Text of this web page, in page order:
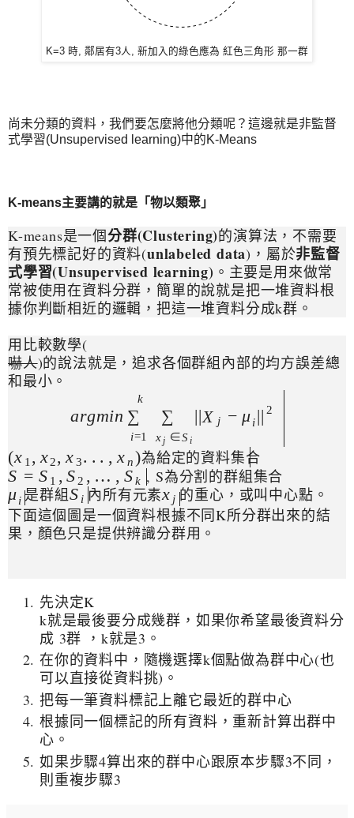
K=3 時, 鄰居有3人, 新加入的綠色應為 紅色三角形 那一群
尚未分類的資料，我們要怎麼將他分類呢？這邊就是非監督
式學習(Unsupervised learning)中的K-Means
K-means主要講的就是「物以類聚」
K-means是一個分群(Clustering)的演算法，不需要
有預先標記好的資料(unlabeled data)，屬於非監督
式學習(Unsupervised learning) 。主要是用來做常
常被使用在資料分群，簡單的說就是把一堆資料根
據你判斷相近的邏輯，把這一堆資料分成k群。
用比較數學(
嚇人)的說法就是，追求各個群組內部的均方誤差總
和最小。
argmin ∑
i=1
k
∑
x j ∈S i
||X j − μi| 2
(x 1 , x2, x3. . . , xn)為給定的資料集合
S = S 1 , S 2 , … , Sk , S為分割的群組集合
μi 是群組S i 內所有元素x j 的重心，或叫中心點。
下面這個圖是一個資料根據不同K所分群出來的結
果，顏色只是提供辨識分群用。
先決定K
k就是最後要分成幾群，如果你希望最後資料分
成 3群 ，k就是3。
在你的資料中，隨機選擇k個點做為群中心(也
可以直接從資料挑)。
把每一筆資料標記上離它最近的群中心
根據同一個標記的所有資料，重新計算出群中
心。
如果步驟4算出來的群中心跟原本步驟3不同，
則重複步驟3